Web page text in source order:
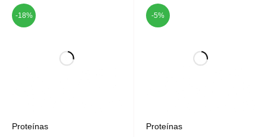
-18%
Proteínas
-5%
Proteínas